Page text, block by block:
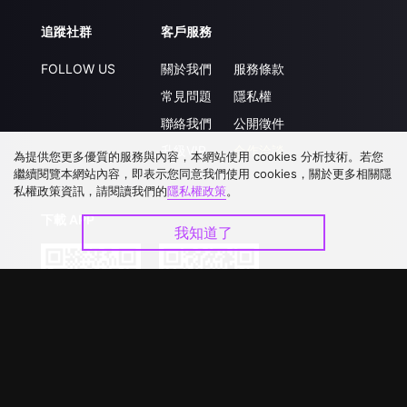
追蹤社群
FOLLOW US
客戶服務
關於我們
常見問題
聯絡我們
升級VIP
服務條款
隱私權
公開徵件
合作洽談
下載 APP
為提供您更多優質的服務與內容，本網站使用 cookies 分析技術。若您
繼續閱覽本網站內容，即表示您同意我們使用 cookies，關於更多相關隱
私權政策資訊，請閱讀我們的隱私權政策。
我知道了